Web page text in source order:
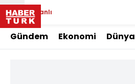
Canlı
Gündem Ekonomi Dünya